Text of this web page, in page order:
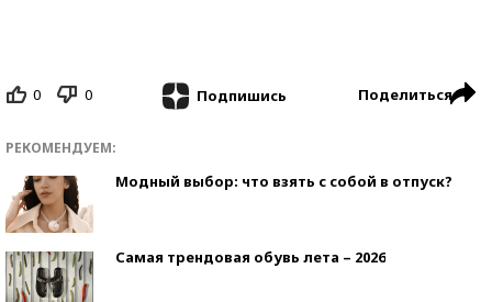
0 0 Подпишись Поделиться
РЕКОМЕНДУЕМ:
Модный выбор: что взять с собой в отпуск?
Самая трендовая обувь лета – 2026